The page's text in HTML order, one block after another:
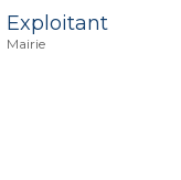
Exploitant
Mairie